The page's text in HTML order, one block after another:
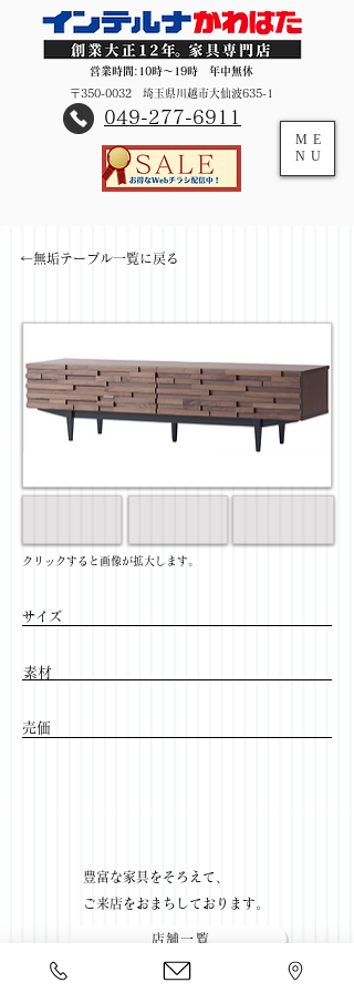
営業時間:10時～19時 年中無休
〒350-0032 埼玉県川越市大仙波635-1
​049-277-6911
ME
NU
←無垢テーブル一覧に戻る
​クリックすると画像が拡大します。
サイズ
​素材
​売価
​豊富な家具をそろえて、
ご来店をおまちしております。
店舗一覧
←無垢テーブル一覧に戻る